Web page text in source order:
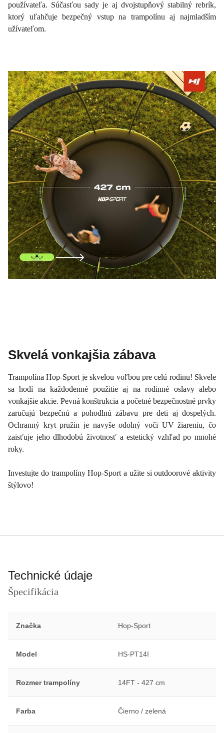
používateľa. Súčasťou sady je aj dvojstupňový stabilný rebrík,
ktorý uľahčuje bezpečný vstup na trampolínu aj najmladším
užívateľom.
Skvelá vonkajšia zábava
Trampolína Hop-Sport je skvelou voľbou pre celú rodinu! Skvele
sa hodí na každodenné použitie aj na rodinné oslavy alebo
vonkajšie akcie. Pevná konštrukcia a početné bezpečnostné prvky
zaručujú bezpečnú a pohodlnú zábavu pre deti aj dospelých.
Ochranný kryt pružín je navyše odolný voči UV žiareniu, čo
zaisťuje jeho dlhodobú životnosť a estetický vzhľad po mnohé
roky.
Investujte do trampolíny Hop-Sport a užite si outdoorové aktivity
štýlovo!
Technické údaje
Špecifikácia
Značka Hop-Sport
Model HS-PT14I
Rozmer trampolíny 14FT - 427 cm
Farba Čierno / zelená